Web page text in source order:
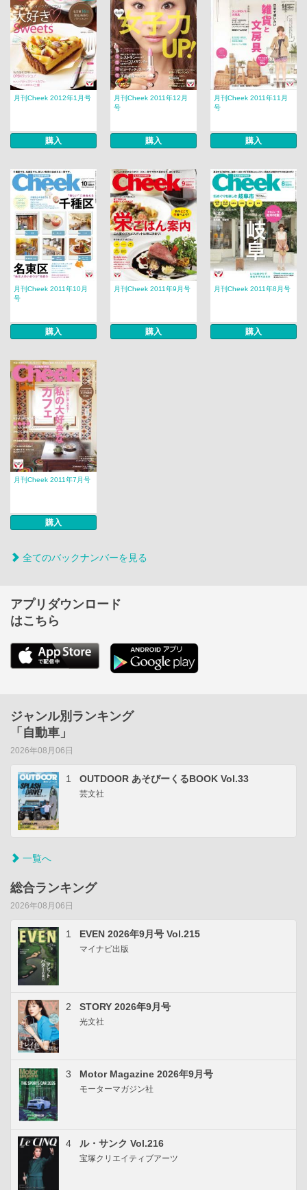
月刊Cheek 2012年1月号
購入
月刊Cheek 2011年12月
号
購入
月刊Cheek 2011年11月
号
購入
月刊Cheek 2011年10月
号
購入
月刊Cheek 2011年9月号
購入
月刊Cheek 2011年8月号
購入
月刊Cheek 2011年7月号
購入
全てのバックナンバーを見る
アプリダウンロード
はこちら
ジャンル別ランキング
「自動車」
2026年08月06日
1 OUTDOOR あそびーくるBOOK Vol.33
芸文社
一覧へ
総合ランキング
2026年08月06日
1 EVEN 2026年9月号 Vol.215
マイナビ出版
2 STORY 2026年9月号
光文社
3 Motor Magazine 2026年9月号
モーターマガジン社
4 ル・サンク Vol.216
宝塚クリエイティブアーツ